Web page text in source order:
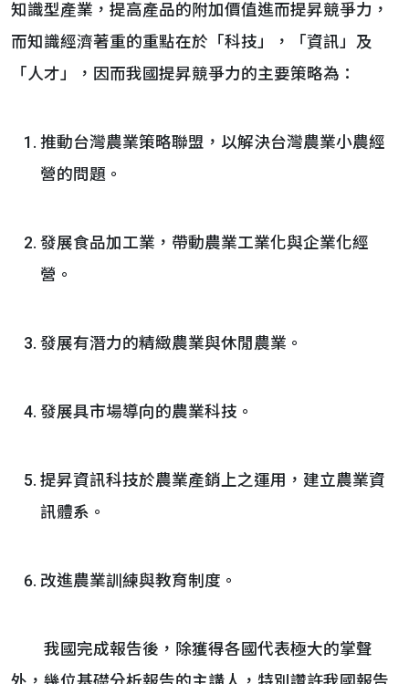
知識型產業，提高產品的附加價值進而提昇競爭力，
而知識經濟著重的重點在於「科技」，「資訊」及
「人才」，因而我國提昇競爭力的主要策略為：
推動台灣農業策略聯盟，以解決台灣農業小農經
營的問題。
發展食品加工業，帶動農業工業化與企業化經
營。
發展有潛力的精緻農業與休閒農業。
發展具市場導向的農業科技。
提昇資訊科技於農業產銷上之運用，建立農業資
訊體系。
改進農業訓練與教育制度。
我國完成報告後，除獲得各國代表極大的掌聲